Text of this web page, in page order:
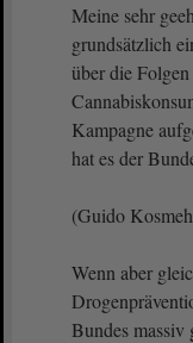
Meine sehr
grundsätzlich
über die
Kampagne
hat es der
(Guido
Wenn aber
Bundes massiv